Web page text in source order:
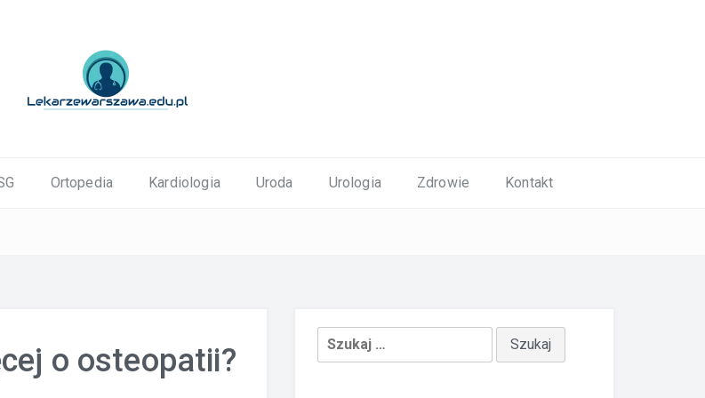
Ortopedia Kardiologia Uroda Urologia Zdrowie Kontakt
o osteopatii?
Szukaj: